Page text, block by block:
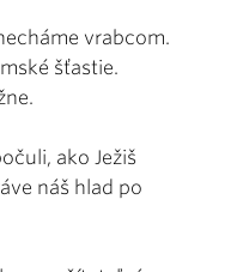
vrabcom.
šťastie.
ako Ježiš
náš hlad po